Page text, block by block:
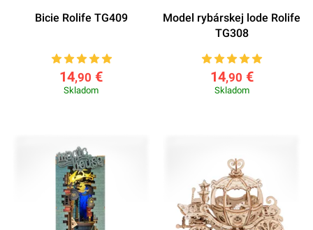
Bicie Rolife TG409
14,90 €
Skladom
Model rybárskej lode Rolife
TG308
14,90 €
Skladom